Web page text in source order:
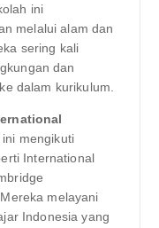
ini
melalui alam dan
sering kali
dan
dalam kurikulum.
mengikuti
International
melayani
Indonesia yang